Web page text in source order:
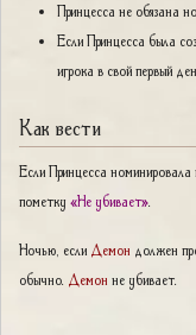
Принцесса не обязана
Если Принцесса была
игрока в свой первый
Как вести
Если Принцесса
пометку «Не убивает»
Ночью, если Демон должен
обычно. Демон не убивает.